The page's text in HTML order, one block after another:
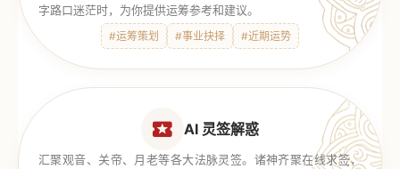
字路口迷茫时，为你提供运筹参考和建议。
#运筹策划 #事业抉择 #近期运势
AI 灵签解惑
汇聚观音、关帝、月老等各大法脉灵签。诸神齐聚在线求签，